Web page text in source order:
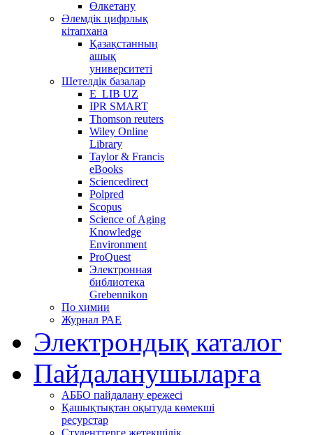
Өлкетану
Әлемдік цифрлық
кітапхана
Қазақстанның
ашық
университеті
Шетелдік базалар
E_LIB UZ
IPR SMART
Thomson reuters
Wiley Online
Library
Taylor & Francis
eBooks
Sciencedirect
Polpred
Scopus
Science of Aging
Knowledge
Environment
ProQuest
Электронная
библиотека
Grebennikon
По химии
Журнал РАЕ
Электрондық каталог
Пайдаланушыларға
АББО пайдалану ережесі
Қашықтықтан оқытуда көмекші
ресурстар
Студенттерге жетекшілік